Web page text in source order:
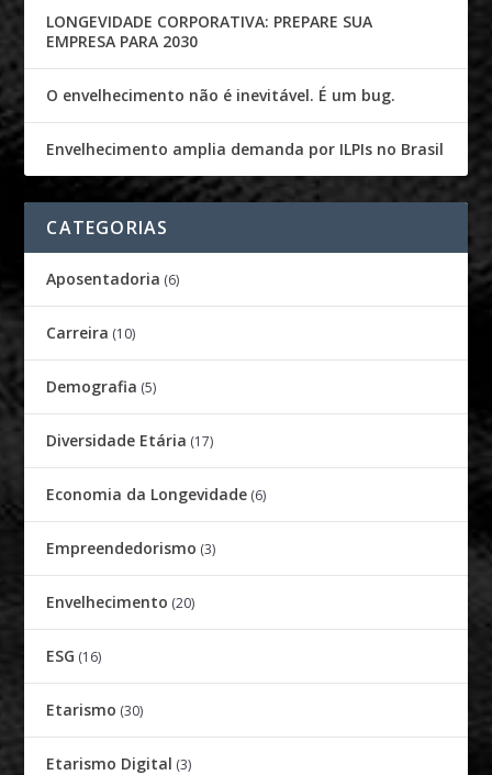
LONGEVIDADE CORPORATIVA: PREPARE SUA
EMPRESA PARA 2030
O envelhecimento não é inevitável. É um bug.
Envelhecimento amplia demanda por ILPIs no Brasil
CATEGORIAS
Aposentadoria (6)
Carreira (10)
Demografia (5)
Diversidade Etária (17)
Economia da Longevidade (6)
Empreendedorismo (3)
Envelhecimento (20)
ESG (16)
Etarismo (30)
Etarismo Digital (3)